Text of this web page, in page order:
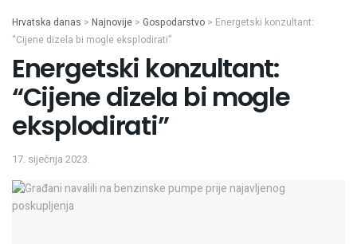
Hrvatska danas > Najnovije > Gospodarstvo > Energetski konzultant:
“Cijene dizela bi mogle eksplodirati”
Energetski konzultant:
“Cijene dizela bi mogle
eksplodirati”
17. siječnja 2023.